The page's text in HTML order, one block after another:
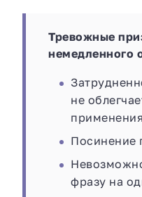
Тревожные
немедленного
не
Посинение
фразу на